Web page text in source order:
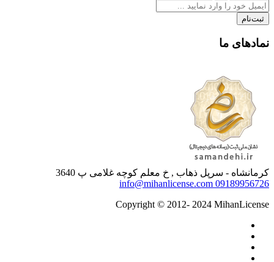
ثبت‌نام
نمادهای ما
کرمانشاه - سرپل ذهاب , خ معلم کوچه غلامی پ 3640
09189956726
info@mihanlicense.com
Copyright © 2012- 2024 MihanLicense